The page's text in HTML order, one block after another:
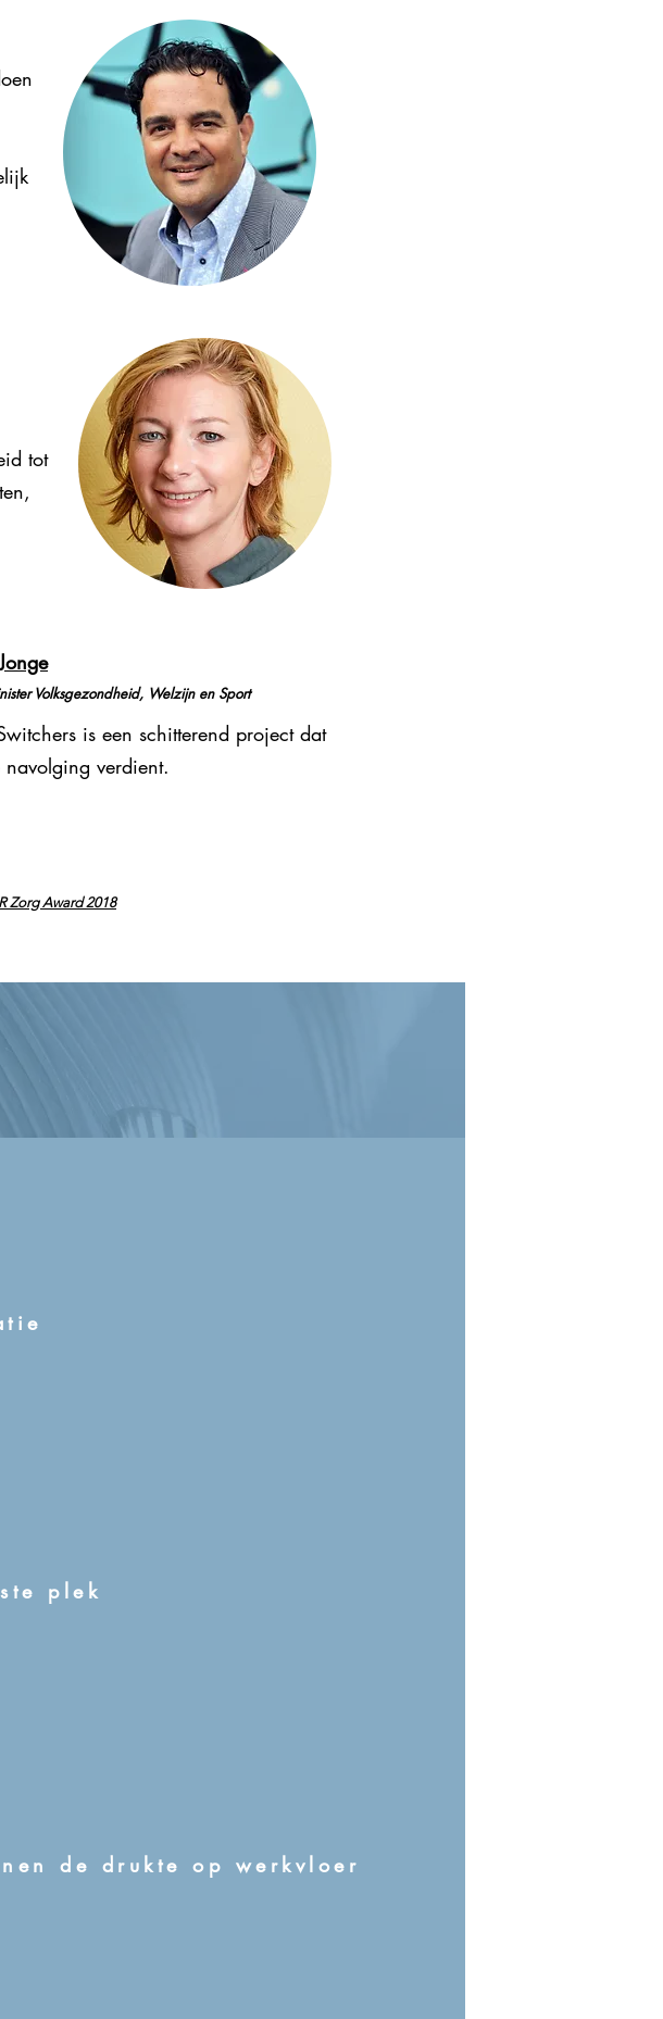
tot
Volksgezondheid, Welzijn en Sport
is een schitterend project dat
verdient.
Zorg Award 2018
plek
de drukte op werkvloer